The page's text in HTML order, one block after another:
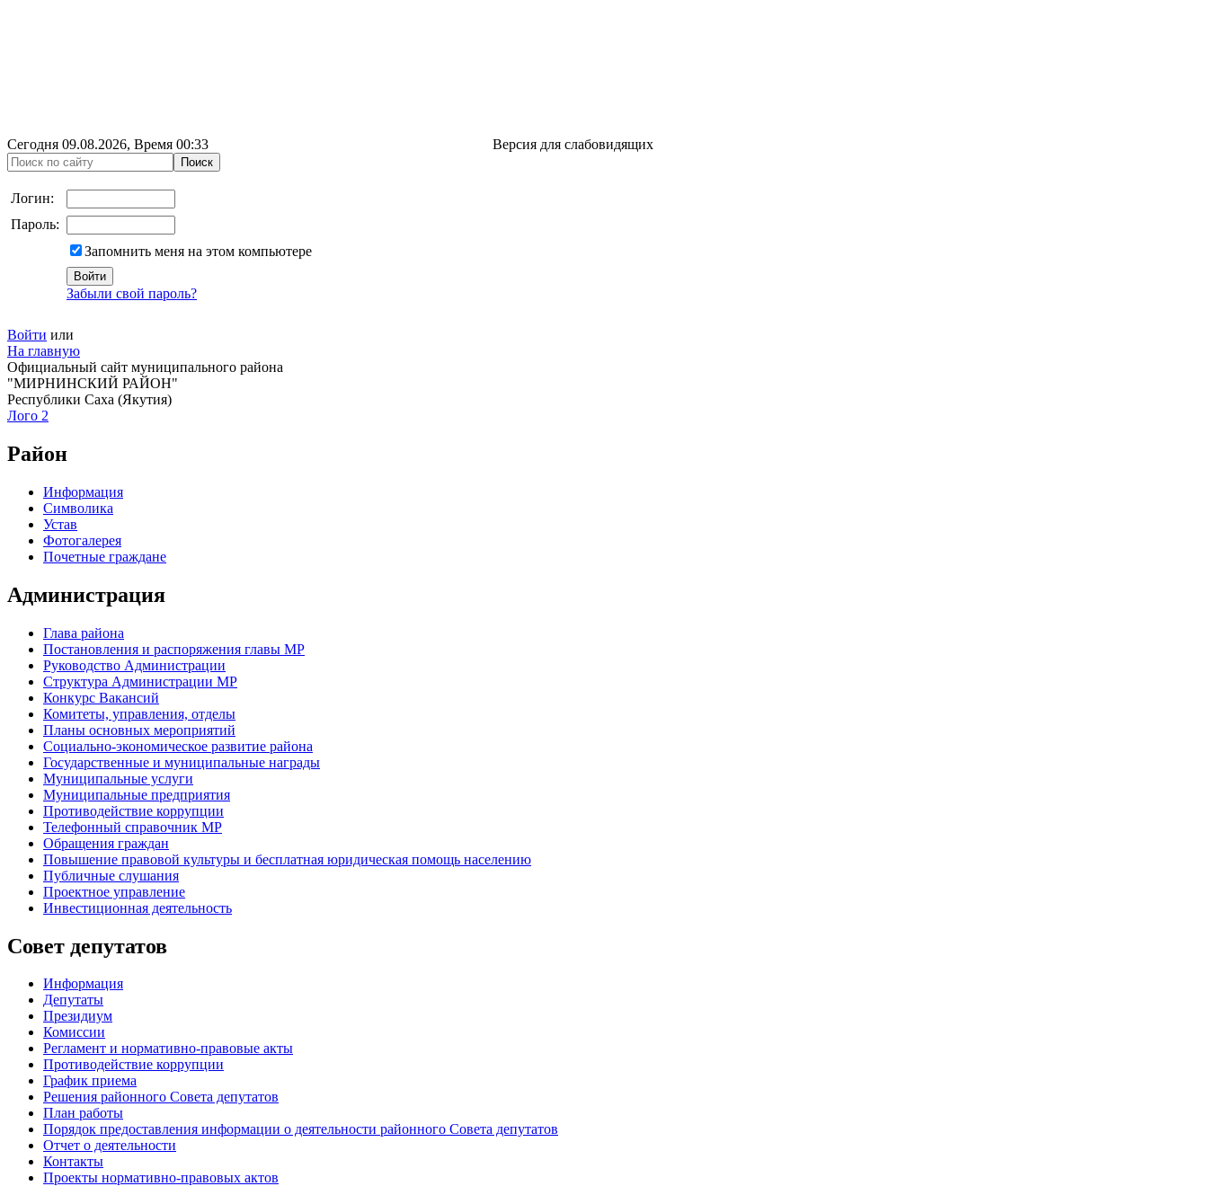
Сегодня 09.08.2026, Время 00:33 Версия для слабовидящих
Логин:
Пароль:
Запомнить меня на этом компьютере
Забыли свой пароль?
Войти или
На главную
Официальный сайт муниципального района
"МИРНИНСКИЙ РАЙОН"
Республики Саха (Якутия)
Лого 2
Район
Информация
Символика
Устав
Фотогалерея
Почетные граждане
Администрация
Глава района
Постановления и распоряжения главы МР
Руководство Администрации
Структура Администрации МР
Конкурс Вакансий
Комитеты, управления, отделы
Планы основных мероприятий
Социально-экономическое развитие района
Государственные и муниципальные награды
Муниципальные услуги
Муниципальные предприятия
Противодействие коррупции
Телефонный справочник МР
Обращения граждан
Повышение правовой культуры и бесплатная юридическая помощь населению
Публичные слушания
Проектное управление
Инвестиционная деятельность
Совет депутатов
Информация
Депутаты
Президиум
Комиссии
Регламент и нормативно-правовые акты
Противодействие коррупции
График приема
Решения районного Совета депутатов
План работы
Порядок предоставления информации о деятельности районного Совета депутатов
Отчет о деятельности
Контакты
Проекты нормативно-правовых актов